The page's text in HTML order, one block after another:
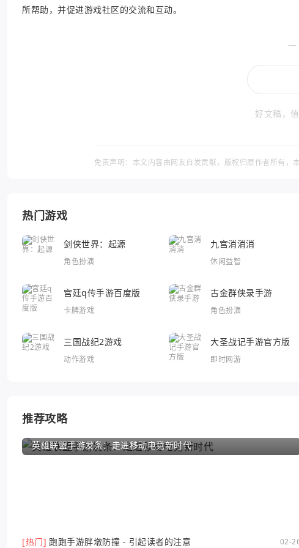
所帮助，并促进游戏社区的交流和互动。
—
好文稿，
免责声明：本文内容由网友自发贡献，版权归原作者所有
热门游戏
剑侠世界：起源
角色扮演
九宫消消消
休闲益智
宫廷q传手游百度版
卡牌游戏
古金群侠录手游
角色扮演
三国战纪2游戏
动作游戏
大圣战记手游官方版
即时网游
推荐攻略
英雄联盟手游发条：走进移动电竞新时代
[热门] 跑跑手游胖墩防撞 - 引起读者的注意 02-